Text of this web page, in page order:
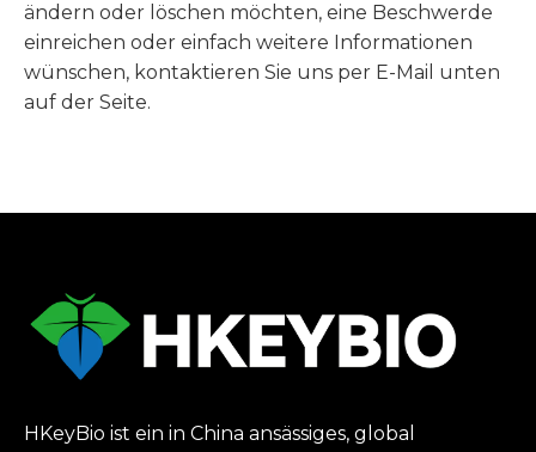
ändern oder löschen möchten, eine Beschwerde
einreichen oder einfach weitere Informationen
wünschen, kontaktieren Sie uns per E-Mail unten
auf der Seite.
HKeyBio ist ein in China ansässiges, global